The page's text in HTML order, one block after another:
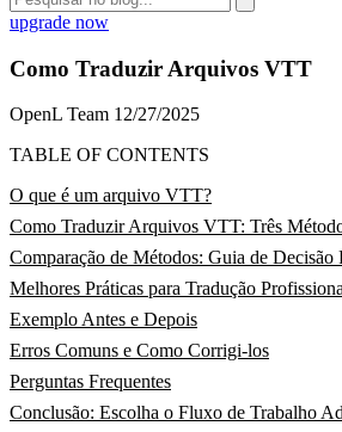
upgrade now
Como Traduzir Arquivos VTT
OpenL Team 12/27/2025
TABLE OF CONTENTS
O que é um arquivo VTT?
Como Traduzir Arquivos VTT: Três
Comparação de Métodos: Guia de Decisão
Melhores Práticas para Tradução
Exemplo Antes e Depois
Erros Comuns e Como Corrigi-los
Perguntas Frequentes
Conclusão: Escolha o Fluxo de Trabalho